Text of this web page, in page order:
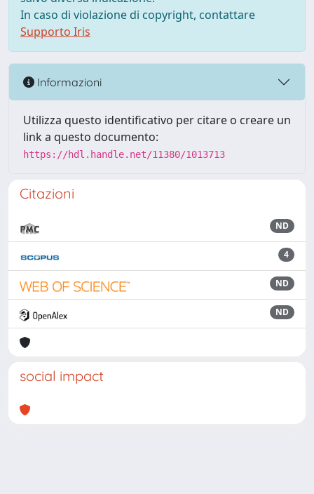
In caso di violazione di copyright, contattare
Supporto Iris
Informazioni
Utilizza questo identificativo per citare o creare un
link a questo documento:
https://hdl.handle.net/11380/1013713
Citazioni
ND
4
ND
ND
social impact